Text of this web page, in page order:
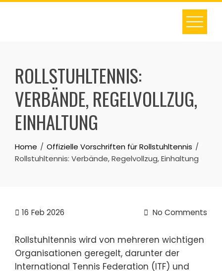
Skip
ROLLSTUHLTENNIS:
VERBÄNDE, REGELVOLLZUG,
EINHALTUNG
Home
Offizielle Vorschriften für Rollstuhltennis
Rollstuhltennis: Verbände, Regelvollzug, Einhaltung
16 Feb 2026 No Comments
Rollstuhltennis wird von mehreren wichtigen
Organisationen geregelt, darunter der
International Tennis Federation (ITF) und